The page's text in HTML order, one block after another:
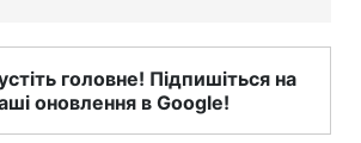
головне! Підпишіться на
оновлення в Google!